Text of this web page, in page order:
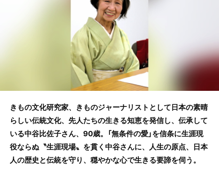
o
o
k
きもの文化研究家、きものジャーナリストとして日本の素晴
らしい伝統文化、先人たちの生きる知恵を発信し、伝承して
いる中谷比佐子さん、90歳。「無条件の愛」を信条に生涯現
役ならぬ〝生涯現場〟を貫く中谷さんに、人生の原点、日本
人の歴史と伝統を守り、穏やかな心で生きる要諦を伺う。